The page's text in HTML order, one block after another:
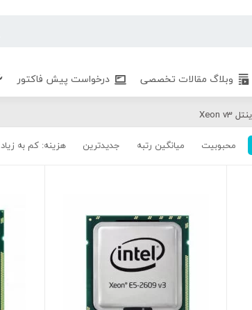
وبلاگ مقالات تخصصی درخواست پیش فاکتور
محبوبیت میانگین رتبه جدیدترین هزینه: کم به زیاد